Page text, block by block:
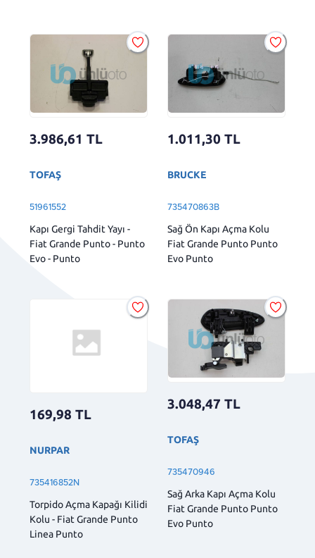
3.986,61 TL
TOFAŞ
51961552
Kapı Gergi Tahdit Yayı -
Fiat Grande Punto - Punto
Evo - Punto
1.011,30 TL
BRUCKE
735470863B
Sağ Ön Kapı Açma Kolu
Fiat Grande Punto Punto
Evo Punto
169,98 TL
NURPAR
735416852N
Torpido Açma Kapağı Kilidi
Kolu - Fiat Grande Punto
Linea Punto
3.048,47 TL
TOFAŞ
735470946
Sağ Arka Kapı Açma Kolu
Fiat Grande Punto Punto
Evo Punto